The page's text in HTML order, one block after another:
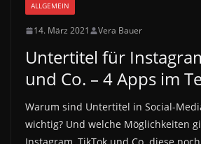
ALLGEMEIN
14. März 2021 Vera Bauer
Untertitel für
und Co. – 4 Apps im
Warum sind Untertitel in Social-
wichtig? Und welche Möglichkeiten